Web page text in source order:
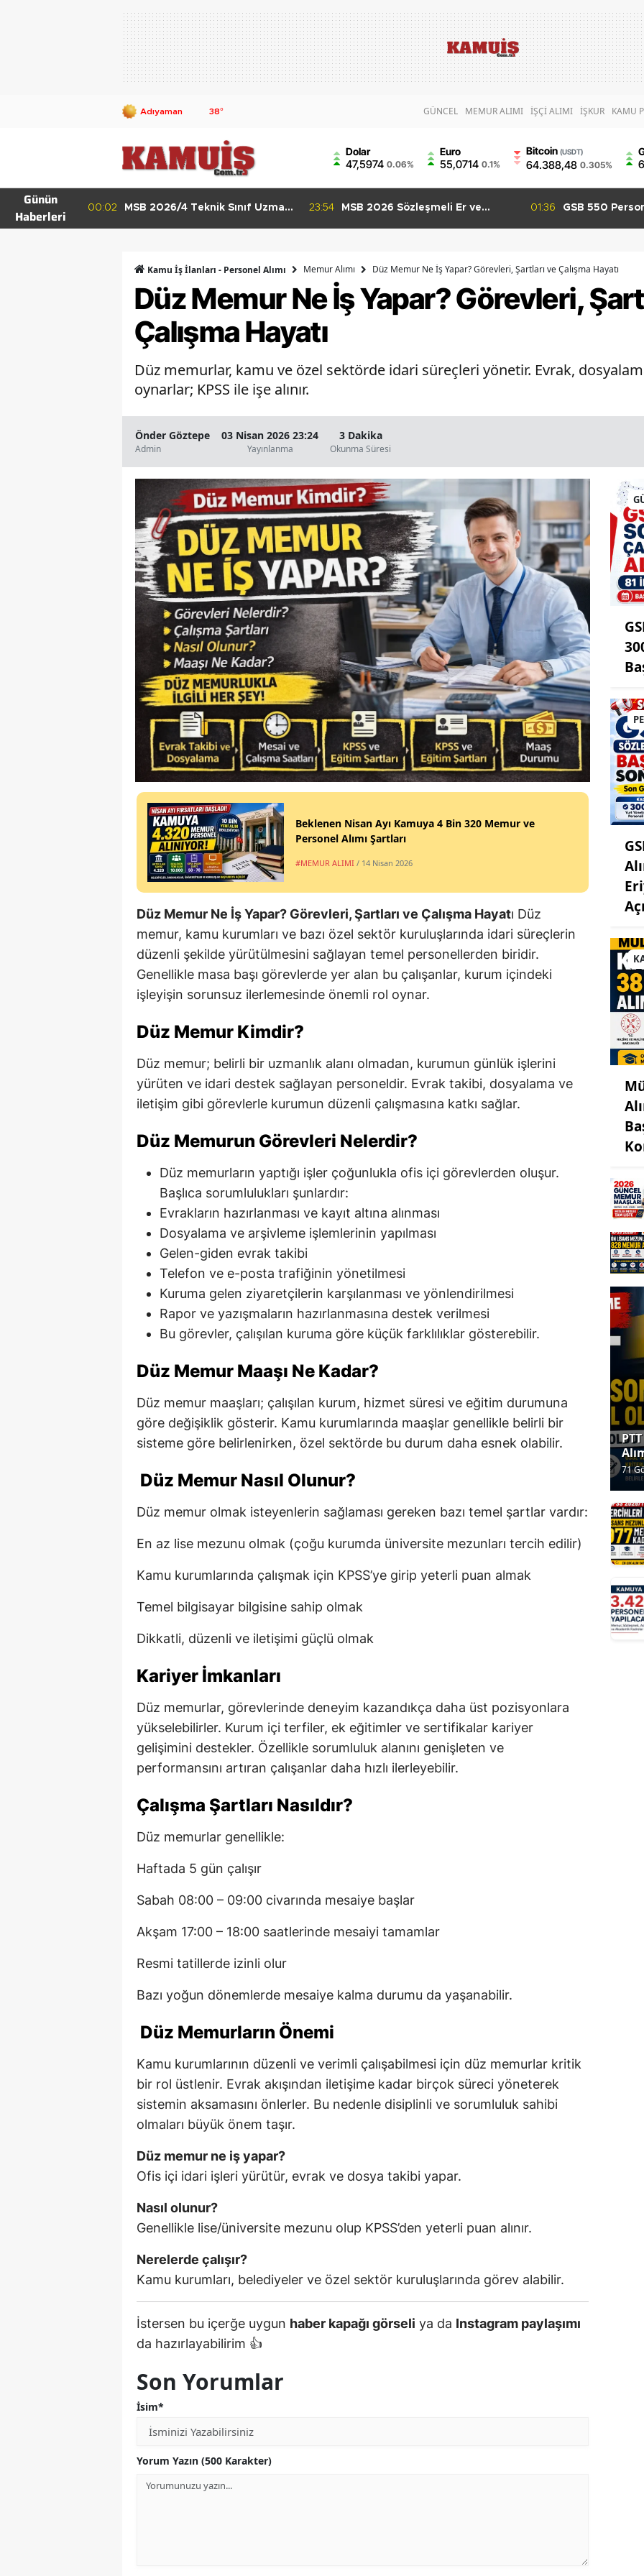
38° GÜNCEL MEMUR ALIMI İŞÇİ ALIMI İŞKUR KAMU
Dolar
47,5974 0.06%
Euro
55,0714 0.1%
Bitcoin (USDT)
64.388,48 0.305%
Günün
Haberleri
63 Branşta
23:54
MSB 2026 Sözleşmeli Er ve
01:36
GSB 550 Personel Alımı
01:29
GSB 600
Kamu İş İlanları - Personel Alımı Memur Alımı Düz Memur Ne İş Yapar? Görevleri, Şartları ve Çalışma Hayatı
Düz Memur Ne İş Yapar? Görevleri,
Çalışma Hayatı
Düz memurlar, kamu ve özel sektörde idari süreçleri yönetir. Evrak,
oynarlar; KPSS ile işe alınır.
Önder Göztepe
Admin
03 Nisan 2026 23:24
Yayınlanma
3 Dakika
Okunma Süresi
Beklenen Nisan Ayı Kamuya 4 Bin 320 Memur ve
Personel Alımı Şartları
#MEMUR ALIMI / 14 Nisan 2026
Düz Memur Ne İş Yapar? Görevleri, Şartları ve Çalışma Hayatı Düz
memur, kamu kurumları ve bazı özel sektör kuruluşlarında idari süreçlerin
düzenli şekilde yürütülmesini sağlayan temel personellerden biridir.
Genellikle masa başı görevlerde yer alan bu çalışanlar, kurum içindeki
işleyişin sorunsuz ilerlemesinde önemli rol oynar.
Düz Memur Kimdir?
Düz memur; belirli bir uzmanlık alanı olmadan, kurumun günlük işlerini
yürüten ve idari destek sağlayan personeldir. Evrak takibi, dosyalama ve
iletişim gibi görevlerle kurumun düzenli çalışmasına katkı sağlar.
Düz Memurun Görevleri Nelerdir?
Düz memurların yaptığı işler çoğunlukla ofis içi görevlerden oluşur.
Başlıca sorumlulukları şunlardır:
Evrakların hazırlanması ve kayıt altına alınması
Dosyalama ve arşivleme işlemlerinin yapılması
Gelen-giden evrak takibi
Telefon ve e-posta trafiğinin yönetilmesi
Kuruma gelen ziyaretçilerin karşılanması ve yönlendirilmesi
Rapor ve yazışmaların hazırlanmasına destek verilmesi
Bu görevler, çalışılan kuruma göre küçük farklılıklar gösterebilir.
Düz Memur Maaşı Ne Kadar?
Düz memur maaşları; çalışılan kurum, hizmet süresi ve eğitim durumuna
göre değişiklik gösterir. Kamu kurumlarında maaşlar genellikle belirli bir
sisteme göre belirlenirken, özel sektörde bu durum daha esnek olabilir.
Düz Memur Nasıl Olunur?
Düz memur olmak isteyenlerin sağlaması gereken bazı temel şartlar vardır:
En az lise mezunu olmak (çoğu kurumda üniversite mezunları tercih edilir)
Kamu kurumlarında çalışmak için KPSS’ye girip yeterli puan almak
Temel bilgisayar bilgisine sahip olmak
Dikkatli, düzenli ve iletişimi güçlü olmak
Kariyer İmkanları
Düz memurlar, görevlerinde deneyim kazandıkça daha üst pozisyonlara
yükselebilirler. Kurum içi terfiler, ek eğitimler ve sertifikalar kariyer
gelişimini destekler. Özellikle sorumluluk alanını genişleten ve
performansını artıran çalışanlar daha hızlı ilerleyebilir.
Çalışma Şartları Nasıldır?
Düz memurlar genellikle:
Haftada 5 gün çalışır
Sabah 08:00 – 09:00 civarında mesaiye başlar
Akşam 17:00 – 18:00 saatlerinde mesaiyi tamamlar
Resmi tatillerde izinli olur
Bazı yoğun dönemlerde mesaiye kalma durumu da yaşanabilir.
Düz Memurların Önemi
Kamu kurumlarının düzenli ve verimli çalışabilmesi için düz memurlar kritik
bir rol üstlenir. Evrak akışından iletişime kadar birçok süreci yöneterek
sistemin aksamasını önlerler. Bu nedenle disiplinli ve sorumluluk sahibi
olmaları büyük önem taşır.
Düz memur ne iş yapar?
Ofis içi idari işleri yürütür, evrak ve dosya takibi yapar.
Nasıl olunur?
Genellikle lise/üniversite mezunu olup KPSS’den yeterli puan alınır.
Nerelerde çalışır?
Kamu kurumları, belediyeler ve özel sektör kuruluşlarında görev alabilir.
İstersen bu içerğe uygun haber kapağı görseli ya da Instagram paylaşımı
da hazırlayabilirim 👍
Son Yorumlar
İsim*
Yorum Yazın (500 Karakter)
71
hafta